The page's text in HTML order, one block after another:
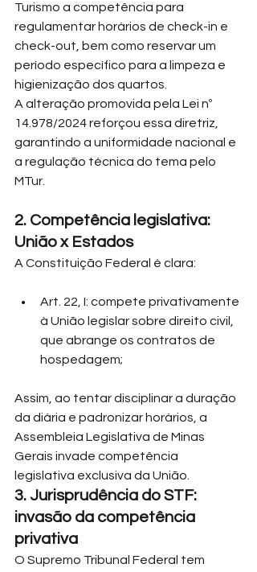
Turismo a competência para
regulamentar horários de check-in e
check-out, bem como reservar um
período específico para a limpeza e
higienização dos quartos.
A alteração promovida pela Lei nº
14.978/2024 reforçou essa diretriz,
garantindo a uniformidade nacional e
a regulação técnica do tema pelo
MTur.
2. Competência legislativa:
União x Estados
A Constituição Federal é clara:
Art. 22, I: compete privativamente
à União legislar sobre direito civil,
que abrange os contratos de
hospedagem;
Assim, ao tentar disciplinar a duração
da diária e padronizar horários, a
Assembleia Legislativa de Minas
Gerais invade competência
legislativa exclusiva da União.
3. Jurisprudência do STF:
invasão da competência
privativa
O Supremo Tribunal Federal tem